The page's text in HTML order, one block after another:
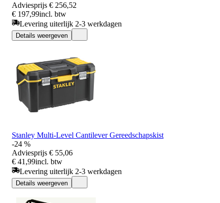
Adviesprijs € 256,52
€ 197,99incl. btw
Levering uiterlijk 2-3 werkdagen
Details weergeven
Stanley Multi-Level Cantilever Gereedschapskist
-24 %
Adviesprijs € 55,06
€ 41,99incl. btw
Levering uiterlijk 2-3 werkdagen
Details weergeven